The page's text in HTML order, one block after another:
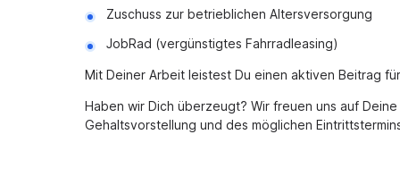
Zuschuss zur betrieblichen Altersversorgung
JobRad (vergünstigtes Fahrradleasing)
Mit Deiner Arbeit leistest Du einen aktiven Beitrag
Haben wir Dich überzeugt? Wir freuen uns auf
Gehaltsvorstellung und des möglichen